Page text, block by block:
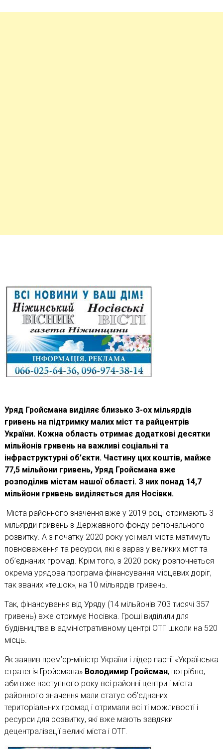
Уряд Гройсмана виділяє близько 3-ох мільярдів
гривень на підтримку малих міст та райцентрів
України. Кожна область отримає додаткові десятки
мільйонів гривень на важливі соціальні та
інфраструктурні об’єкти. Частину цих коштів, майже
77,5 мільйони гривень, Уряд Гройсмана вже
розподілив містам нашої області. З них понад 14,7
мільйони гривень виділяється для Носівки.
Міста районного значення вже у 2019 році отримають 3
мільярди гривень з Державного фонду регіонального
розвитку. А з початку 2020 року усі малі міста матимуть
повноваження та ресурси, які є зараз у великих міст та
об’єднаних громад. Крім того, з 2020 року розпочнеться
окрема урядова програма фінансування місцевих доріг,
так званих «тешок», на 10 мільярдів гривень.
Так, фінансування від Уряду (14 мільйонів 703 тисячі 357
гривень) вже отримує Носівка. Гроші виділили для
будівництва в адміністративному центрі ОТГ школи на 520
місць.
Як заявив прем’єр-міністр України і лідер партії «Українська
стратегія Гройсмана» Володимир Гройсман, потрібно,
аби вже наступного року всі районні центри і міста
районного значення мали статус об’єднаних
територіальних громад і отримали всі ті можливості і
ресурси для розвитку, які вже мають завдяки
децентралізації великі міста і ОТГ.